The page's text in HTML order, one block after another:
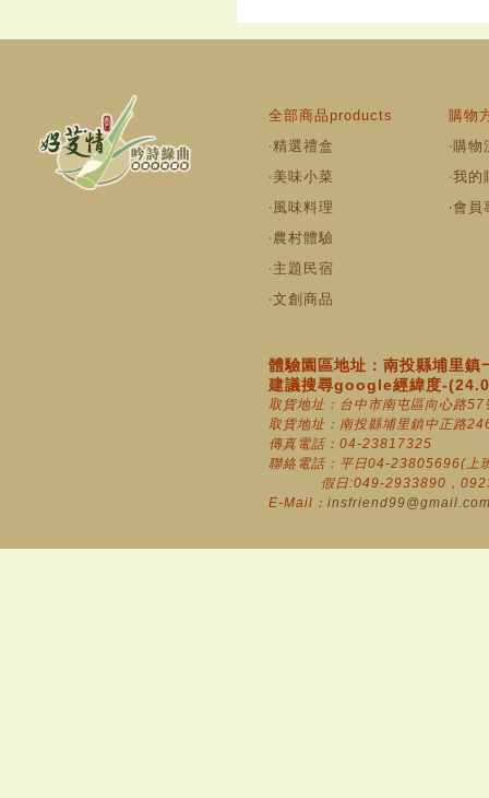
全部商品products
購物
‧精選禮盒
‧美味小菜
‧風味料理
‧農村體驗
‧主題民宿
‧文創商品
‧購物
‧我的
‧會員
體驗園區地址：南投縣埔里
建議搜尋google經緯度-
取貨地址：台中市南屯區向心路57
取貨地址：南投縣埔里鎮中正路
傳真電話：04-23817325
聯絡電話：平日04-23805696(
假日:049-2933890，0923-
E-Mail：